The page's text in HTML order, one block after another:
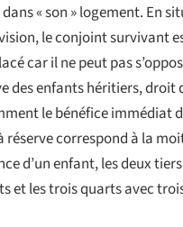
« son » logement. En
le conjoint survivant
car il ne peut pas
des enfants héritiers, droit
le bénéfice immédiat
réserve correspond à la
d’un enfant, les deux
et les trois quarts avec